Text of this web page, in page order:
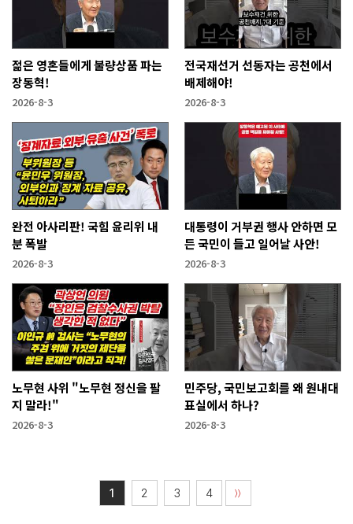
젊은 영혼들에게 불량상품 파는
장동혁!
2026-8-3
전국재선거 선동자는 공천에서
배제해야!
2026-8-3
완전 아사리판! 국힘 윤리위 내
분 폭발
2026-8-3
대통령이 거부권 행사 안하면 모
든 국민이 들고 일어날 사안!
2026-8-3
노무현 사위 "노무현 정신을 팔
지 말라!"
2026-8-3
민주당, 국민보고회를 왜 원내대
표실에서 하나?
2026-8-3
1 2 3 4 〉〉